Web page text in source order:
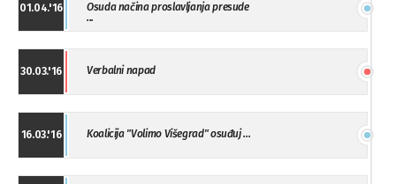
01.04.'16
Osuda načina proslavljanja presude
...
30.03.'16 Verbalni napad
16.03.'16 Koalicija "Volimo Višegrad" osuđuj ...